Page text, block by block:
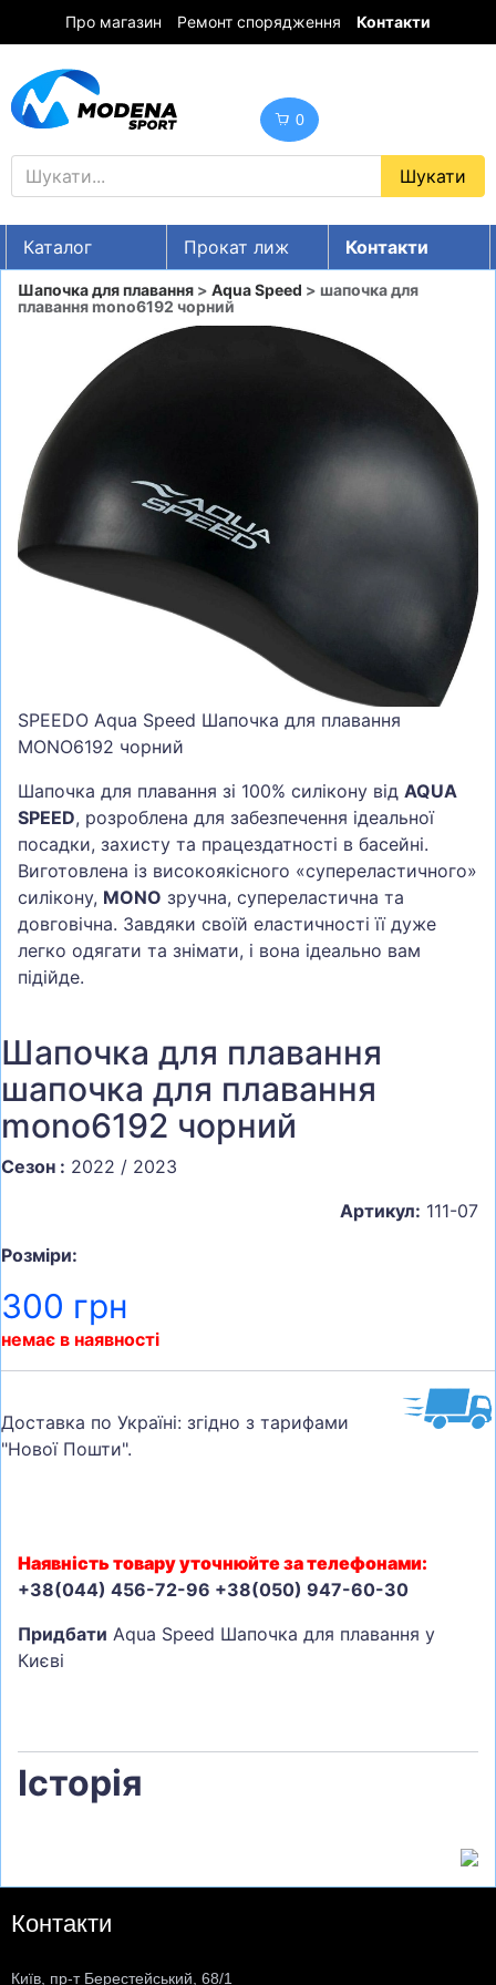
Про магазин Ремонт спорядження Контакти
0
Каталог Прокат лиж
Контакти
UA RU EN
ГІРСЬКІ ЛИЖІ
СНОУБОРДИ
ОДЯГ
ВЗУТТЯ
БІГ, ФІТНЕС, М'ЯЧІ
ТЕНІС, БАДМІНТОН
ВОДНІ ВИДИ СПОРТУ
ТУРИЗМ
Шапочка для плавання > Aqua Speed > шапочка для
плавання mono6192 чорний
SPEEDO Aqua Speed Шапочка для плавання
MONO6192 чорний
Шапочка для плавання зі 100% силікону від AQUA
SPEED, розроблена для забезпечення ідеальної
посадки, захисту та працездатності в басейні.
Виготовлена із високоякісного «супереластичного»
силікону, MONO зручна, супереластична та
довговічна. Завдяки своїй еластичності її дуже
легко одягати та знімати, і вона ідеально вам
підійде.
Шапочка для плавання
шапочка для плавання
mono6192 чорний
Сезон : 2022 / 2023
Артикул: 111-07
Розміри:
300 грн
немає в наявності
Доставка по Україні: згідно з тарифами
"Нової Пошти".
Наявність товару уточнюйте за телефонами:
+38(044) 456-72-96 +38(050) 947-60-30
Придбати Aqua Speed Шапочка для плавання у
Києві
Історія
Контакти
Київ, пр-т Берестейський, 68/1